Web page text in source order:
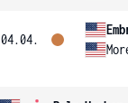
04.04.